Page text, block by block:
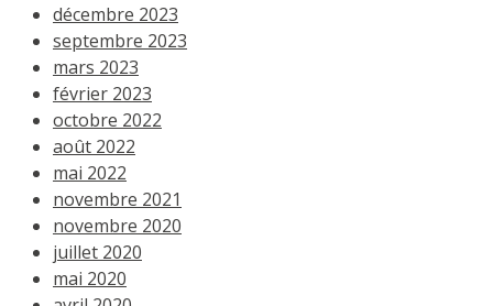
décembre 2023
septembre 2023
mars 2023
février 2023
octobre 2022
août 2022
mai 2022
novembre 2021
novembre 2020
juillet 2020
mai 2020